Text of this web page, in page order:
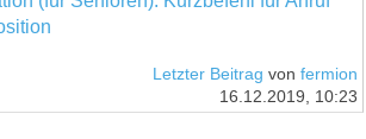
Letzter Beitrag von fermion
16.12.2019, 10:23